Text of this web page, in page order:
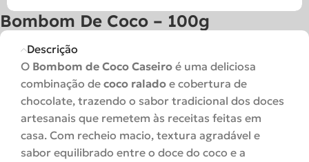
Bombom De Coco – 100g
Descrição
O Bombom de Coco Caseiro é uma deliciosa
combinação de coco ralado e cobertura de
chocolate, trazendo o sabor tradicional dos doces
artesanais que remetem às receitas feitas em
casa. Com recheio macio, textura agradável e
sabor equilibrado entre o doce do coco e a